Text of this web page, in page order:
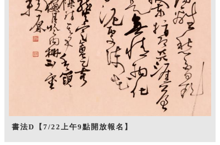
書法D【7/22上午9點開放報名】